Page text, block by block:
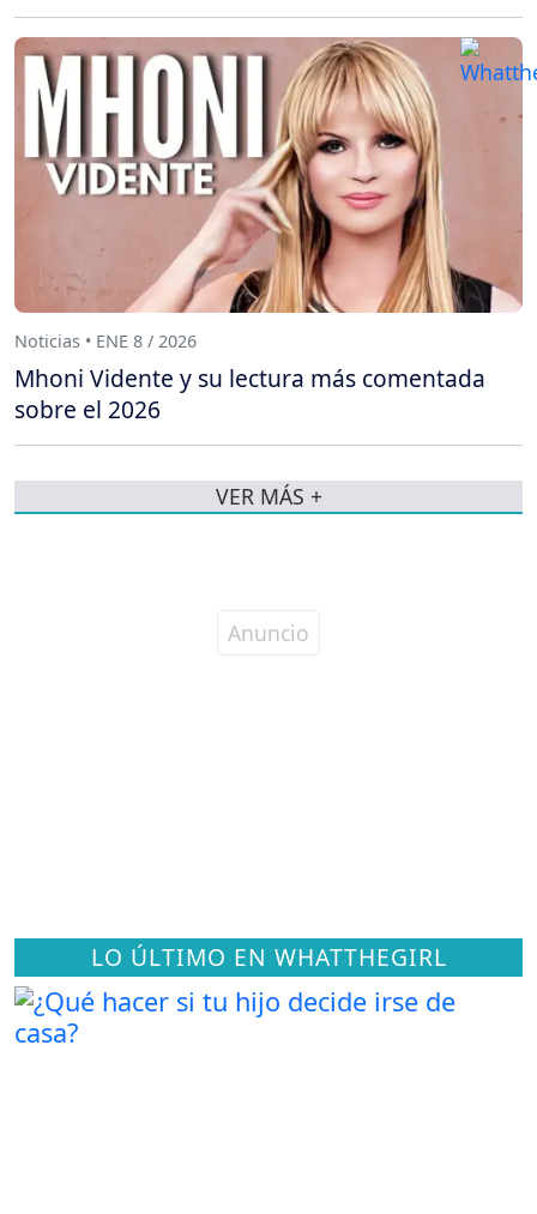
LO ÚLTIMO EN WHATTHEGIRL
Noticias • ENE 8 / 2026
Mhoni Vidente y su lectura más comentada
sobre el 2026
VER MÁS +